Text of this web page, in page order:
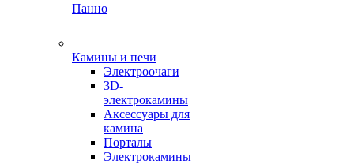
Панно
Камины и печи
Электроочаги
3D-
электрокамины
Аксессуары для
камина
Порталы
Электрокамины